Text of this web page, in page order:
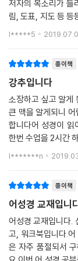
저자의 목소리가 들
림, 도표, 지도 등 등
설명해 가는 내용
l*****5
종이책
강추입니다
소장하고 싶고 알게
큰 맥을 알게되니
합니다어 성경이 읽
한번 수업을 2시간 하는데 수
니다잘알고 제대로 믿
l*******n
종이책
어성경 교재입니
어성경 교재입니다.
고, 워크북입니다.
은 자주 품절되서